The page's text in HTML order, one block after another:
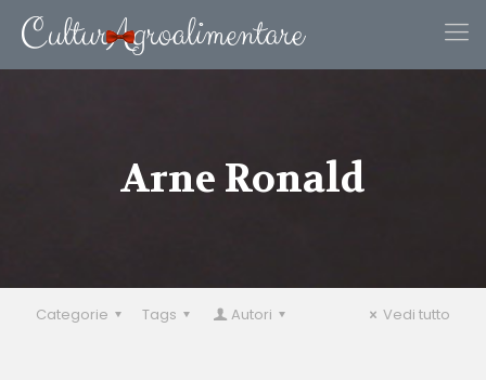
Arne Ronald
Categorie Tags Autori Vedi tutto